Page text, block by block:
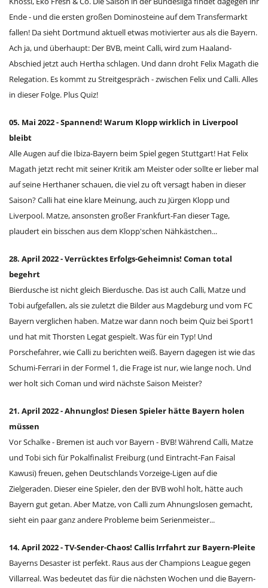
Ende - und die ersten großen Dominosteine auf dem Transfermarkt
fallen! Da sieht Dortmund aktuell etwas motivierter aus als die Bayern.
Ach ja, und überhaupt: Der BVB, meint Calli, wird zum Haaland-
Abschied jetzt auch Hertha schlagen. Und dann droht Felix Magath die
Relegation. Es kommt zu Streitgespräch - zwischen Felix und Calli. Alles
in dieser Folge. Plus Quiz!
05. Mai 2022 - Spannend! Warum Klopp wirklich in Liverpool
bleibt
Alle Augen auf die Ibiza-Bayern beim Spiel gegen Stuttgart! Hat Felix
Magath jetzt recht mit seiner Kritik am Meister oder sollte er lieber mal
auf seine Herthaner schauen, die viel zu oft versagt haben in dieser
Saison? Calli hat eine klare Meinung, auch zu Jürgen Klopp und
Liverpool. Matze, ansonsten großer Frankfurt-Fan dieser Tage,
plaudert ein bisschen aus dem Klopp'schen Nähkästchen...
28. April 2022 - Verrücktes Erfolgs-Geheimnis! Coman total
begehrt
Bierdusche ist nicht gleich Bierdusche. Das ist auch Calli, Matze und
Tobi aufgefallen, als sie zuletzt die Bilder aus Magdeburg und vom FC
Bayern verglichen haben. Matze war dann noch beim Quiz bei Sport1
und hat mit Thorsten Legat gespielt. Was für ein Typ! Und
Porschefahrer, wie Calli zu berichten weiß. Bayern dagegen ist wie das
Schumi-Ferrari in der Formel 1, die Frage ist nur, wie lange noch. Und
wer holt sich Coman und wird nächste Saison Meister?
21. April 2022 - Ahnunglos! Diesen Spieler hätte Bayern holen
müssen
Vor Schalke - Bremen ist auch vor Bayern - BVB! Während Calli, Matze
und Tobi sich für Pokalfinalist Freiburg (und Eintracht-Fan Faisal
Kawusi) freuen, gehen Deutschlands Vorzeige-Ligen auf die
Zielgeraden. Dieser eine Spieler, den der BVB wohl holt, hätte auch
Bayern gut getan. Aber Matze, von Calli zum Ahnungslosen gemacht,
sieht ein paar ganz andere Probleme beim Serienmeister...
14. April 2022 - TV-Sender-Chaos! Callis Irrfahrt zur Bayern-Pleite
Bayerns Desaster ist perfekt. Raus aus der Champions League gegen
Villarreal. Was bedeutet das für die nächsten Wochen und die Bayern-